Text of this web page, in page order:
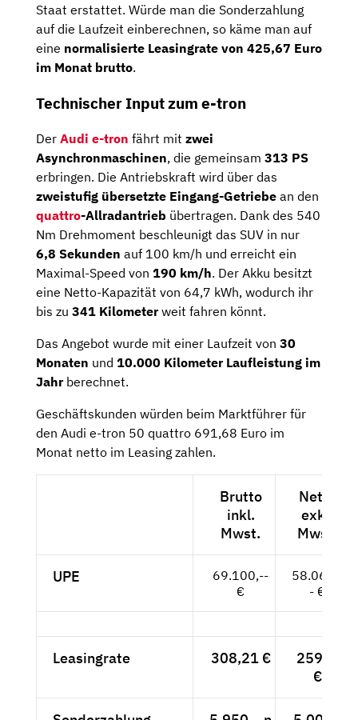
Staat erstattet. Würde man die Sonderzahlung
auf die Laufzeit einberechnen, so käme man auf
eine normalisierte Leasingrate von 425,67 Euro
im Monat brutto.
Technischer Input zum e-tron
Der Audi e-tron fährt mit zwei
Asynchronmaschinen, die gemeinsam 313 PS
erbringen. Die Antriebskraft wird über das
zweistufig übersetzte Eingang-Getriebe an den
quattro-Allradantrieb übertragen. Dank des 540
Nm Drehmoment beschleunigt das SUV in nur
6,8 Sekunden auf 100 km/h und erreicht ein
Maximal-Speed von 190 km/h. Der Akku besitzt
eine Netto-Kapazität von 64,7 kWh, wodurch ihr
bis zu 341 Kilometerweit fahren könnt.
Das Angebot wurde mit einer Laufzeit von 30
Monaten und 10.000 KilometerLaufleistung im
Jahrberechnet.
Geschäftskunden würden beim Marktführer für
den Audi e-tron 50 quattro 691,68 Euro im
Monat netto im Leasing zahlen.
Brutto
inkl.
Mwst.
Netto
exkl.
Mwst.
UPE
69.100,--
€
58.067,-
- €
Leasingrate 308,21 €
259,--
€